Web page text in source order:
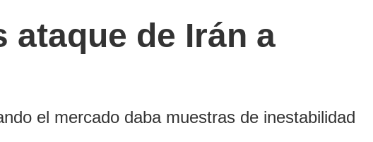
de Irán a
el mercado daba muestras de inestabilidad